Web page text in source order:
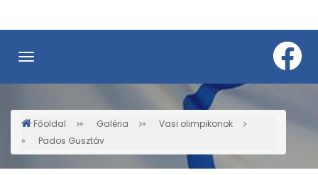
Morzsa
Főoldal Galéria
Vasi olimpikonok
Pados Gusztáv